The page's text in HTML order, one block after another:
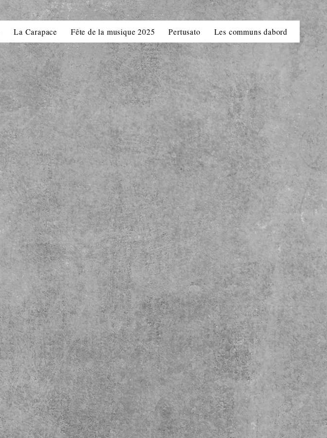
La Carapace Fête de la musique 2025 Pertusato Les communs dabord La